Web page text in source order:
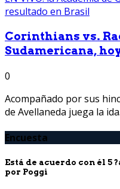
Corinthians vs.
Sudamericana,
0
Acompañado por sus
de Avellaneda juega la
Encuesta
Está de acuerdo con él 5
por Poggi